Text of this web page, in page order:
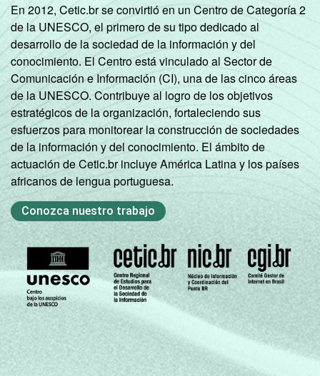
DE 2
SITUAÇÃO
DE
EMPREGO
Trabalhador 5
Desempregado 1
Não integra a
população
economicamente
ativa
1 98
1Base ponderada: 11.143 entrevistados que
já acessaram a Internet.
2
O critério utilizado para classificação leva
em consideração a educação do chefe de
família e a posse de uma série de utensílios
domésticos, relacionando-os a um sistema
de pontuação. A soma dos pontos
alcançados por domicílio é associada a uma
classe socioeconômica específica (A, B, C, D,
En 2012, Cetic.br se convirtió en un Centro de Categoría 2
de la UNESCO, el primero de su tipo dedicado al
desarrollo de la sociedad de la información y del
conocimiento. El Centro está vinculado al Sector de
Comunicación e Información (CI), una de las cinco áreas
de la UNESCO. Contribuye al logro de los objetivos
estratégicos de la organización, fortaleciendo sus
esfuerzos para monitorear la construcción de sociedades
de la información y del conocimiento. El ámbito de
actuación de Cetic.br incluye América Latina y los países
africanos de lengua portuguesa.
Conozca nuestro trabajo